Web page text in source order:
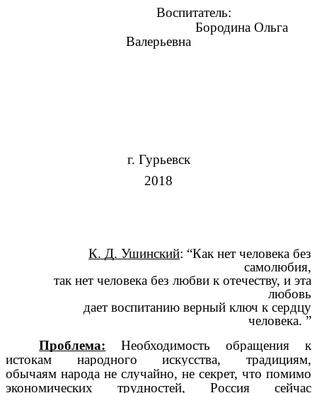
Воспитатель:
Бородина Ольга
Валерьевна
г. Гурьевск
2018
К. Д. Ушинский: “Как нет человека без
самолюбия,
так нет человека без любви к отечеству, и эта
любовь
дает воспитанию верный ключ к сердцу
человека. ”
Проблема:
Необходимость обращения к
истокам народного искусства, традициям,
обычаям народа не случайно, не секрет, что помимо
экономических трудностей, Россия сейчас